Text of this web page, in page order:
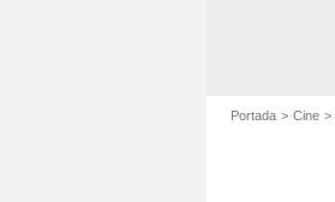
Portada Cine